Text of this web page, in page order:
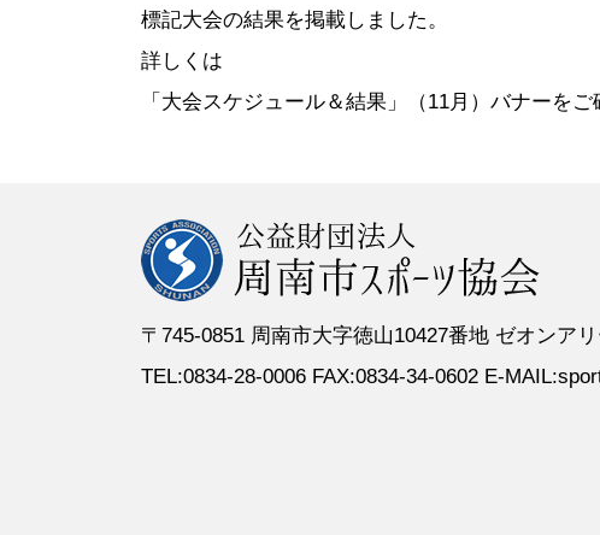
●専門委員会規程
●加盟団体
●登録スポーツ少年団
●スポーツ少年団諸
標記大会の結果を掲載しました。
詳しくは
「大会スケジュール＆結果」（11月）バナーをご
〒745-0851 周南市大字徳山10427番地 ゼオンア
TEL:0834-28-0006 FAX:0834-34-0602 E-